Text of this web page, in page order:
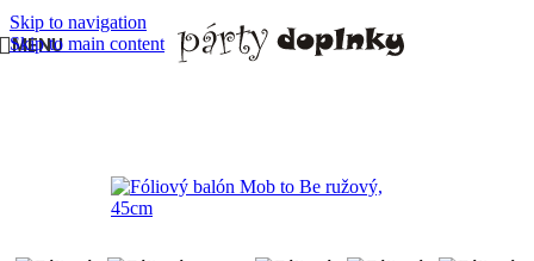
Skip to navigation
Skip to main content
MENU
Fóliové balóny veľké